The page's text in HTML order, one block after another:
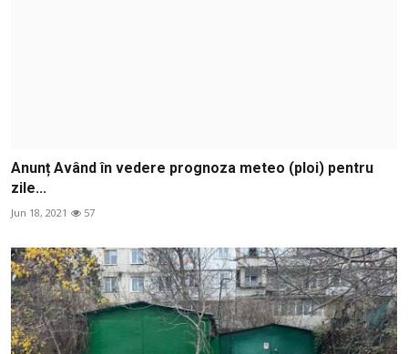
Anunț Având în vedere prognoza meteo (ploi) pentru
zile...
Jun 18, 2021 57